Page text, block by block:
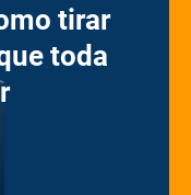
tirar
toda